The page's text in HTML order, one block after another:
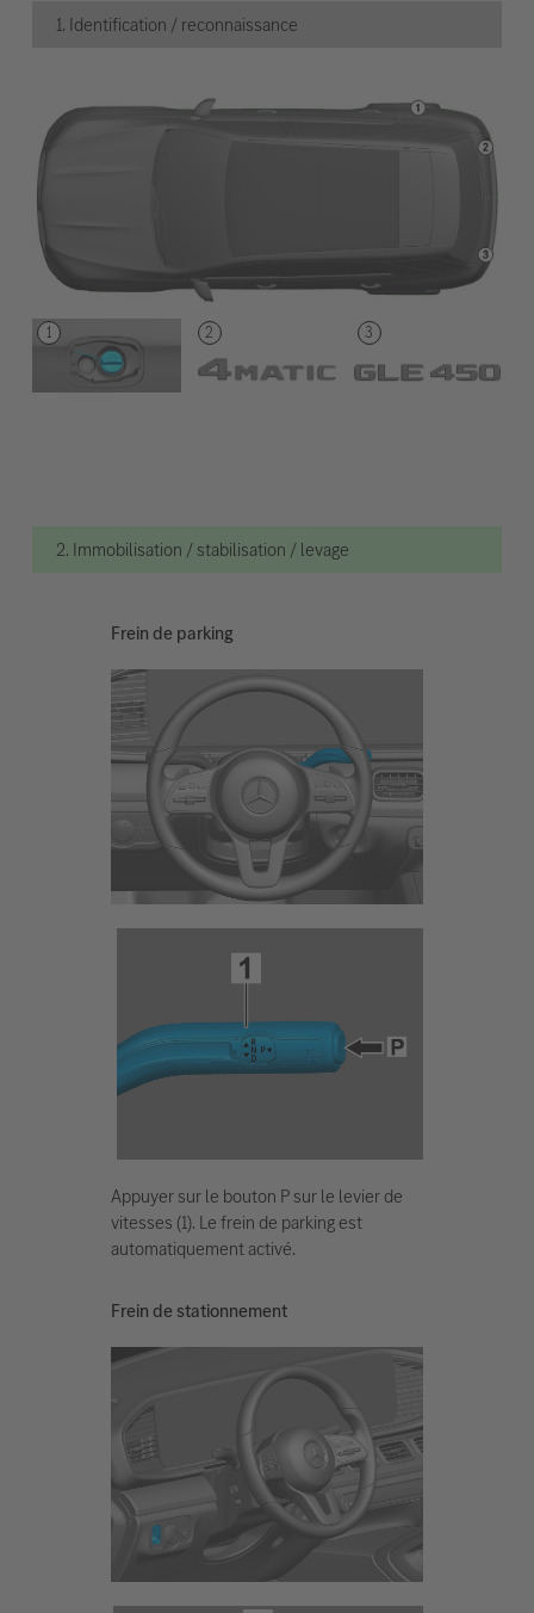
1. Identification / reconnaissance
2. Immobilisation / stabilisation / levage
Frein de parking
Appuyer sur le bouton P sur le levier de
vitesses (1). Le frein de parking est
automatiquement activé.
Frein de stationnement